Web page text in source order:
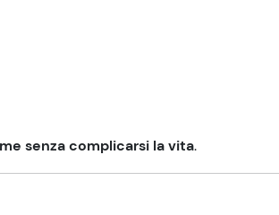
senza complicarsi la vita.